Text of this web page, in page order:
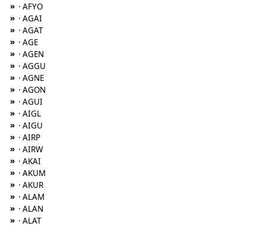
» · AFYO
» · AGAI
» · AGAT
» · AGE
» · AGEN
» · AGGU
» · AGNE
» · AGON
» · AGUI
» · AIGL
» · AIGU
» · AIRP
» · AIRW
» · AKAI
» · AKUM
» · AKUR
» · ALAM
» · ALAN
» · ALAT